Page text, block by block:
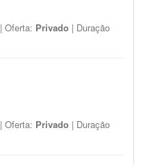
| Oferta: Privado | Duração
| Oferta: Privado | Duração